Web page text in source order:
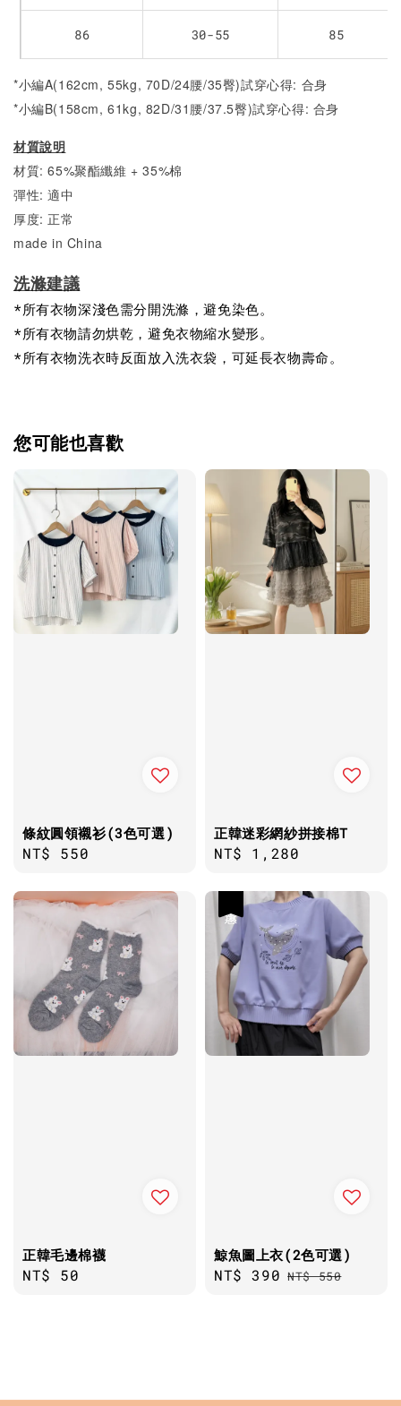
86 30-55 85
*小編A(162cm, 55kg, 70D/24腰/35臀)試穿心得: 合身
*小編B(158cm, 61kg, 82D/31腰/37.5臀)試穿心得: 合身
材質說明
材質: 65%聚酯纖維 + 35%棉
彈性: 適中
厚度: 正常
made in China
洗滌建議
*所有衣物深淺色需分開洗滌，避免染色。
*所有衣物請勿烘乾，避免衣物縮水變形。
*所有衣物洗衣時反面放入洗衣袋，可延長衣物壽命。
您可能也喜歡
條紋圓領襯衫(3色可選)
Regular
NT$ 550
正韓迷彩網紗拼接棉T
Regular
NT$ 1,280
正韓毛邊棉襪
Regular
NT$ 50
鯨魚圖上衣(2色可選)
Sale
NT$ 390 Regular
NT$ 550